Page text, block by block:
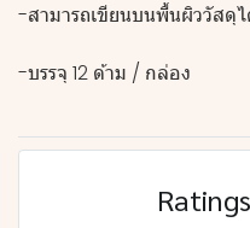
-สามารถเขียนบนพื้นผิววัส
-บรรจุ 12 ด้าม / กล่อง